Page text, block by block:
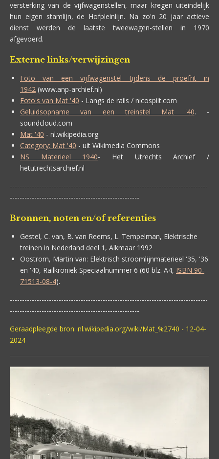
versterking van de vijfwagenstellen, maar kregen uiteindelijk
hun eigen stamlijn, de Hofpleinlijn. Na zo'n 20 jaar actieve
dienst werden de laatste tweewagen-stellen in 1970
afgevoerd.
Externe links/verwijzingen
Foto van een vijfwagenstel tijdens de proefrit in
1942 (www.anp-archief.nl)
Foto's van Mat '40 - Langs de rails / nicospilt.com
Geluidsopname van een treinstel Mat '40. -
soundcloud.com
Mat '40 - nl.wikipedia.org
Category: Mat '40 - uit Wikimedia Commons
NS Materieel 1940- Het Utrechts Archief /
hetutrechtsarchief.nl
---------------------------------------------------------------------------------
-----------------------------------------------------
Bronnen, noten en/of referenties
Gestel, C. van, B. van Reems, L. Tempelman, Elektrische
treinen in Nederland deel 1, Alkmaar 1992
Oostrom, Martin van: Elektrisch stroomlijnmaterieel '35, '36
en '40, Railkroniek Speciaalnummer 6 (60 blz. A4, ISBN 90-
71513-08-4).
---------------------------------------------------------------------------------
-----------------------------------------------------
Geraadpleegde bron: nl.wikipedia.org/wiki/Mat_%2740 - 12-04-
2024